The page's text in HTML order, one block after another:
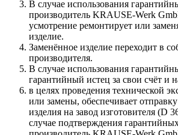
В случае использования
производитель KRAUSE-Werk
усмотрение ремонтирует или
изделие.
Заменённое изделие переходит в
производителя.
В случае использования
гарантийный истец за свои счёт и
в целях проведения технической
или замены, обеспечивает
изделия на завод изготовителя (D
случае подтверждения